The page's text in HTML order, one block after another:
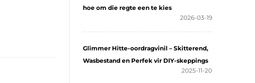
hoe om die regte een te kies
2026-03-19
Glimmer Hitte-oordragvinil – Skitterend,
Wasbestand en Perfek vir DIY-skeppings
2025-11-20